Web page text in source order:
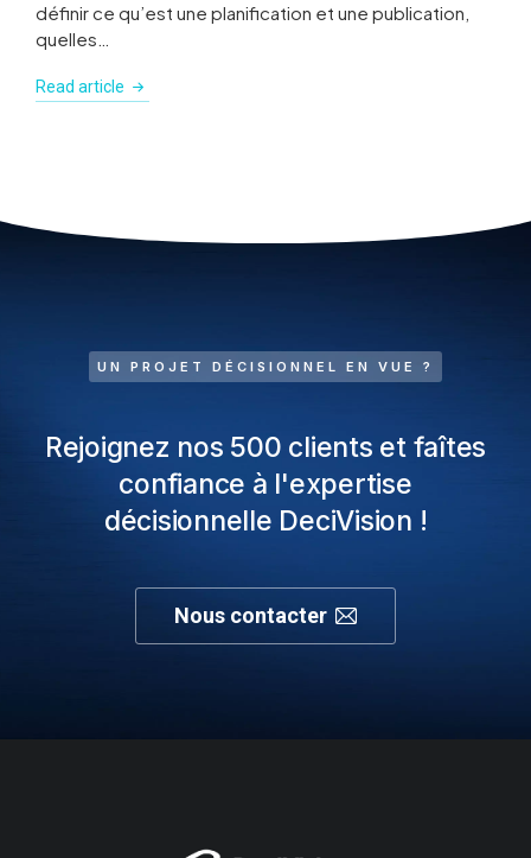
définir ce qu’est une planification et une publication,
quelles…
Read article
UN PROJET DÉCISIONNEL EN VUE ?
Rejoignez nos 500 clients et faîtes
confiance à l'expertise
décisionnelle DeciVision !
Nous contacter